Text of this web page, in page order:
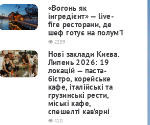
«Вогонь як
інгредієнт» — live-
fire ресторани, де
шеф готує на полум’ї
2259
Нові заклади Києва.
Липень 2026: 19
локацій — паста-
бістро, корейське
кафе, італійські та
грузинські рести,
міські кафе,
спешелті кав’ярні
410